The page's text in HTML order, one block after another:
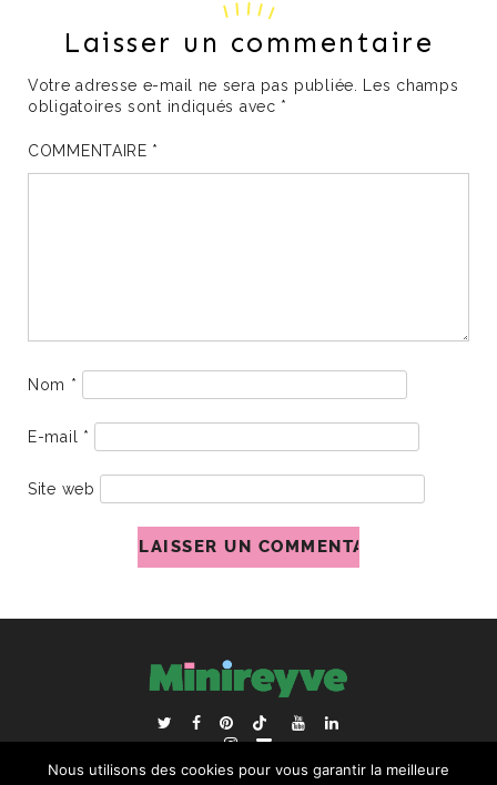
Laisser un commentaire
Votre adresse e-mail ne sera pas publiée. Les champs
obligatoires sont indiqués avec *
COMMENTAIRE *
Nom *
E-mail *
Site web
ACCUEIL BLOGROLL
Nous utilisons des cookies pour vous garantir la meilleure